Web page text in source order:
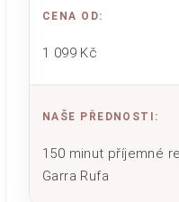
CENA OD:
1 099 Kč
NAŠE PŘEDNOSTI :
150 minut příjemné
Garra Rufa